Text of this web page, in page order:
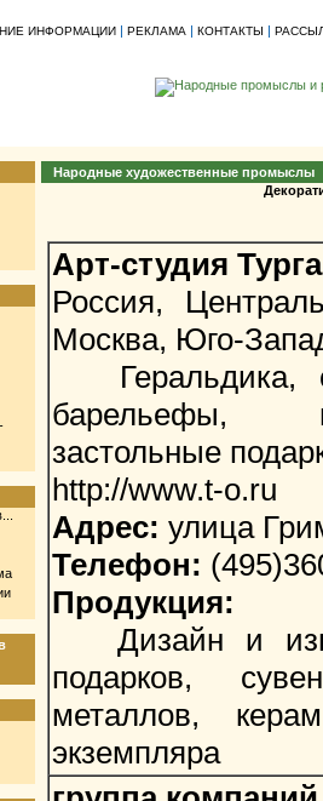
ИНФОРМАЦИИ | РЕКЛАМА | КОНТАКТЫ |
Народные художественные промыслы
Арт-студия
Россия,
Москва, Юго-
Геральдика,
барельефы,
застольные
http://www.t-o.ru
Адрес: улица
Телефон:
Продукция:
Дизайн и
подарков,
металлов,
экземпляра